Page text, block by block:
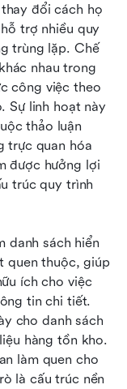
đổi cách họ
trợ nhiều quy
trùng lặp. Chế
nhau trong
công việc theo
Sự linh hoạt này
thảo luận
trực quan hóa
được hưởng lợi
trúc quy trình
danh sách hiển
quen thuộc, giúp
ích cho việc
tin chi tiết.
cho danh sách
hàng tồn kho.
làm quen cho
là cấu trúc nền